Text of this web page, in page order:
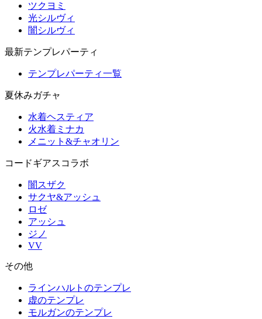
ツクヨミ
光シルヴィ
闇シルヴィ
最新テンプレパーティ
テンプレパーティ一覧
夏休みガチャ
水着ヘスティア
火水着ミナカ
メニット&チャオリン
コードギアスコラボ
闇スザク
サクヤ&アッシュ
ロゼ
アッシュ
ジノ
VV
その他
ラインハルトのテンプレ
虚のテンプレ
モルガンのテンプレ